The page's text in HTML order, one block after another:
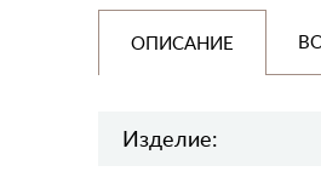
ОПИСАНИЕ
Изделие: